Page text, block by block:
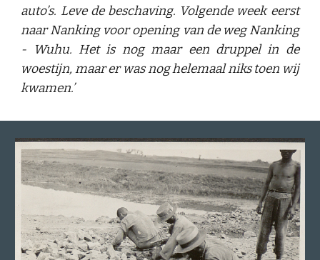
auto’s. Leve de beschaving. Volgende week eerst
naar Nanking voor opening van de weg Nanking
- Wuhu. Het is nog maar een druppel in de
woestijn, maar er was nog helemaal niks toen wij
kwamen.’